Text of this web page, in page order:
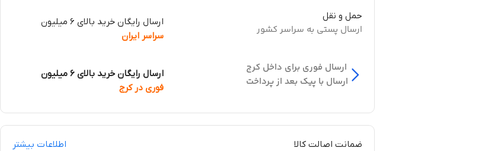
حمل و نقل
ارسال پستی به سراسر کشور
ارسال رایگان خرید بالای 6 میلیون
سراسر ایران
ارسال فوری برای داخل کرج
ارسال با پیک بعد از پرداخت
ارسال رایگان خرید بالای 6 میلیون
فوری در کرج
ضمانت اصالت کالا اطلاعات بیشتر